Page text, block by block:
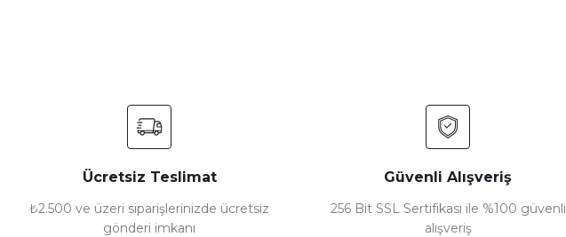
Bu ürüne benzer farklı alternatifler olmalı.
Ücretsiz Teslimat
₺2.500 ve üzeri siparişlerinizde ücretsiz
gönderi imkanı
Güvenli Alışveriş
256 Bit SSL Sertifikası ile %100 güvenli
alışveriş